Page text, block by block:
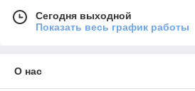
Сегодня выходной
Показать весь график работы
О нас